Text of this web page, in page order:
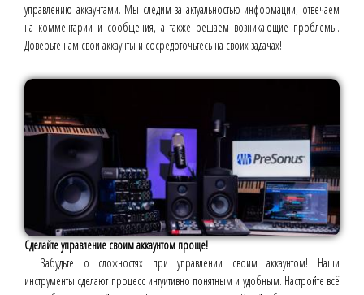
управлению аккаунтами. Мы следим за актуальностью информации, отвечаем
на комментарии и сообщения, а также решаем возникающие проблемы.
Доверьте нам свои аккаунты и сосредоточьтесь на своих задачах!
Сделайте управление своим аккаунтом проще!
Забудьте о сложностях при управлении своим аккаунтом! Наши
инструменты сделают процесс интуитивно понятным и удобным. Настройте всё